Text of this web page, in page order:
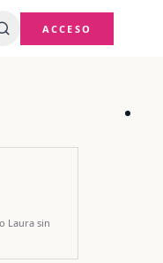
ACCESO
Laura sin